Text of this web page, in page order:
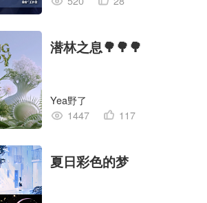
潜林之息🌳🌳🌳
Yea野了
1447
117
夏日彩色的梦